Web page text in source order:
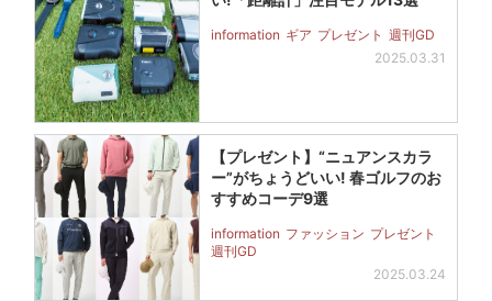
information ギア プレゼント 週刊GD
2025.03.31
【プレゼント】“ニュアンスカラ
ー”がちょうどいい! 春ゴルフのお
すすめコーデ9選
information ファッション プレゼント
週刊GD
2025.03.24